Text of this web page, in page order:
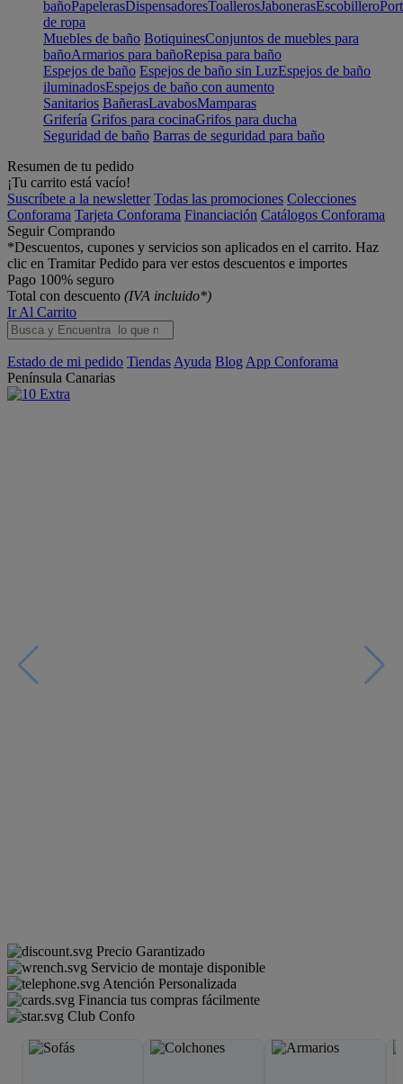
bañoPapelerasDispensadoresToallerosJabonerasEscobillero
de ropa
Muebles de baño BotiquinesConjuntos de muebles para
bañoArmarios para bañoRepisa para baño
Espejos de baño Espejos de baño sin LuzEspejos de baño
iluminadosEspejos de baño con aumento
Sanitarios BañerasLavabosMamparas
Grifería Grifos para cocinaGrifos para ducha
Seguridad de baño Barras de seguridad para baño
Resumen de tu pedido
¡Tu carrito está vacío!
Suscríbete a la newsletter Todas las promociones Colecciones
Conforama Tarjeta Conforama Financiación Catálogos Conforama
Seguir Comprando
*Descuentos, cupones y servicios son aplicados en el carrito. Haz
clic en Tramitar Pedido para ver estos descuentos e importes
Pago 100% seguro
Total con descuento (IVA incluido*)
Ir Al Carrito
Estado de mi pedido Tiendas Ayuda Blog App Conforama
Península Canarias
Precio Garantizado
Servicio de montaje disponible
Atención Personalizada
Financia tus compras fácilmente
Club Confo